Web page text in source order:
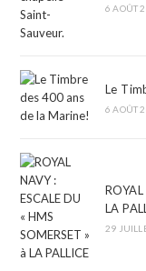
6 AOÛT
Le
6 AOÛT
LA
29